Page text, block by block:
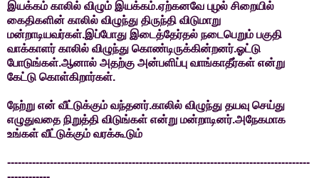
இயக்கம் காலில் விழும் இயக்கம்.ஏற்கனவே புழல் சிறையில்
கைதிகளின் காலில் விழுந்து திருந்தி விடுமாறு
மன்றாடியவர்கள்.இப்போது இடைத்தேர்தல் நடைபெறும் பகுதி
வாக்காளர் காலில் விழுந்து கொண்டிருக்கின்றனர்.ஓட்டு
போடுங்கள்.ஆனால் அதற்கு அன்பளிப்பு வாங்காதீர்கள் என்று
கேட்டு கொள்கிறார்கள்.
நேற்று என் வீட்டுக்கும் வந்தனர்.காலில் விழுந்து தயவு செய்து
எழுதுவதை நிறுத்தி விடுங்கள் என்று மன்றாடினர்.அநேகமாக
உங்கள் வீட்டுக்கும் வரக்கூடும்
-------------------------------------------------------------------------------------